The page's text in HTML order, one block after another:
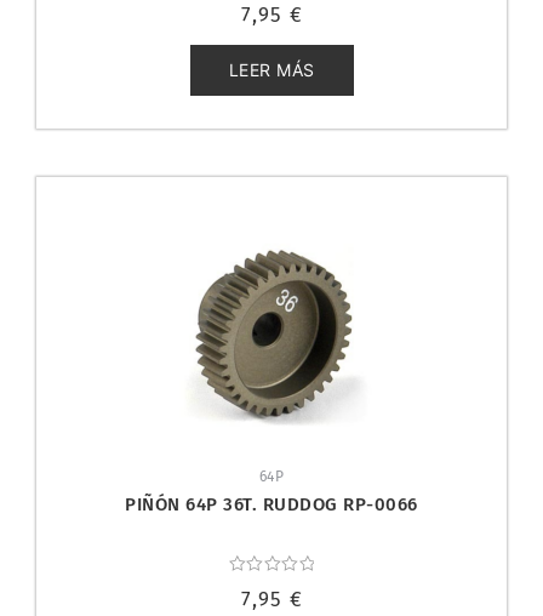
con
de
5
7,95 €
LEER MÁS
64P
PIÑÓN 64P 36T. RUDDOG RP-0066
con
7,95 €